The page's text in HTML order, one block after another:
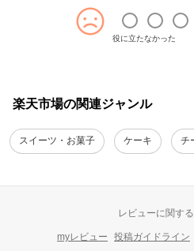
役に立たなかった
楽天市場の関連ジャンル
スイーツ・お菓子 ケーキ チ
レビューに関す
myレビュー 投稿ガイドライン